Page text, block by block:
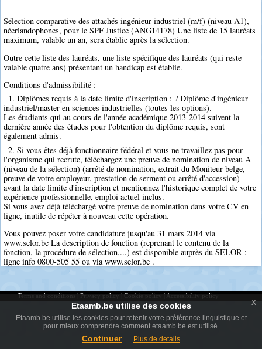
Sélection comparative des attachés ingénieur industriel (m/f) (niveau A1),
néerlandophones, pour le SPF Justice (ANG14178) Une liste de 15 lauréats
maximum, valable un an, sera établie après la sélection.
Outre cette liste des lauréats, une liste spécifique des lauréats (qui reste
valable quatre ans) présentant un handicap est établie.
Conditions d'admissibilité :
1. Diplômes requis à la date limite d'inscription : ? Diplôme d'ingénieur
industriel/master en sciences industrielles (toutes les options).
Les étudiants qui au cours de l'année académique 2013-2014 suivent la
dernière année des études pour l'obtention du diplôme requis, sont
également admis.
2. Si vous êtes déjà fonctionnaire fédéral et vous ne travaillez pas pour
l'organisme qui recrute, téléchargez une preuve de nomination de niveau A
(niveau de la sélection) (arrêté de nomination, extrait du Moniteur belge,
preuve de votre employeur, prestation de serment ou arrêté d'accession)
avant la date limite d'inscription et mentionnez l'historique complet de votre
expérience professionnelle, emploi actuel inclus.
Si vous avez déjà téléchargé votre preuve de nomination dans votre CV en
ligne, inutile de répéter à nouveau cette opération.
Vous pouvez poser votre candidature jusqu'au 31 mars 2014 via
www.selor.be La description de fonction (reprenant le contenu de la
fonction, la procédure de sélection,...) est disponible auprès du SELOR :
ligne info 0800-505 55 ou via www.selor.be .
Terms and conditions | Privacy policy | Cookie policy | Accessibility policy
Etaamb.be utilise des cookies
Etaamb.be utilise les cookies pour retenir votre préférence linguistique et
pour mieux comprendre comment etaamb.be est utilisé.
Continuer Plus de details
x